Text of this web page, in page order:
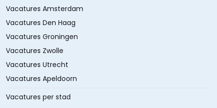
Vacatures Amsterdam
Vacatures Den Haag
Vacatures Groningen
Vacatures Zwolle
Vacatures Utrecht
Vacatures Apeldoorn
Vacatures per stad